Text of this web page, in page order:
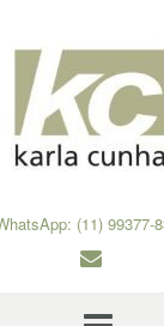
(11) 99377-